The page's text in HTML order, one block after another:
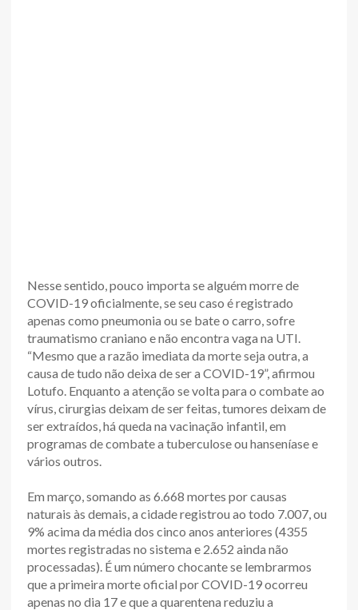
Nesse sentido, pouco importa se alguém morre de
COVID-19 oficialmente, se seu caso é registrado
apenas como pneumonia ou se bate o carro, sofre
traumatismo craniano e não encontra vaga na UTI.
“Mesmo que a razão imediata da morte seja outra, a
causa de tudo não deixa de ser a COVID-19”, afirmou
Lotufo. Enquanto a atenção se volta para o combate ao
vírus, cirurgias deixam de ser feitas, tumores deixam de
ser extraídos, há queda na vacinação infantil, em
programas de combate a tuberculose ou hanseníase e
vários outros.
Em março, somando as 6.668 mortes por causas
naturais às demais, a cidade registrou ao todo 7.007, ou
9% acima da média dos cinco anos anteriores (4355
mortes registradas no sistema e 2.652 ainda não
processadas). É um número chocante se lembrarmos
que a primeira morte oficial por COVID-19 ocorreu
apenas no dia 17 e que a quarentena reduziu a